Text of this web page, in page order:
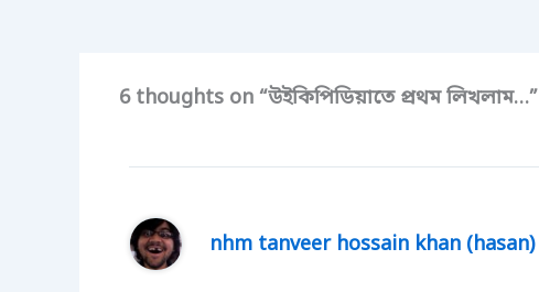
6 thoughts on “উইকিপিডিয়াতে প্রথম লিখলাম…”
nhm tanveer hossain khan (hasan)